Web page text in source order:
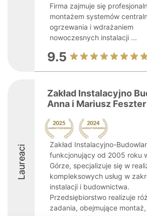
Firma zajmuje się
montażem systemów
ogrzewania i wdrażaniem
nowoczesnych instalacji ...
9.5
Laureaci
Zakład Instalacyjno
Anna i Mariusz Feszter
Zakład Instalacyjno-
funkcjonujący od 2005 roku
Górze, specjalizuje się w
kompleksowych usług w
instalacji i budownictwa.
Przedsiębiorstwo realizuje
zadania, obejmujące montaż,